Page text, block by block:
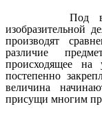
Под
изобразительной
производят
различие
происходящее на
постепенно
величина
присущи многим